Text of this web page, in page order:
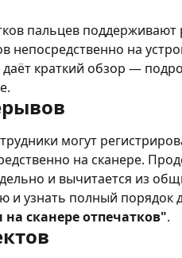
пальцев поддерживают
непосредственно на
краткий обзор —
могут
на сканере.
и вычитается из
и узнать полный порядок
сканере отпечатков".